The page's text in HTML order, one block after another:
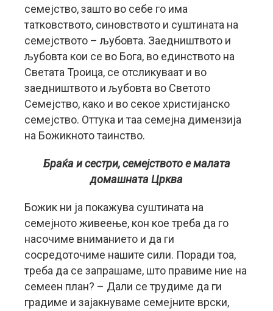
семејство, зашто во себе го има
татковството, синовството и суштината на
семејството – љубовта. Заедништвото и
љубовта кои се во Бога, во единството на
Светата Троица, се отсликуваат и во
заедништвото и љубовта во Светото
Семејство, како и во секое христијанско
семејство. Оттука и таа семејна димензија
на Божикното таинство.
Браќа и сестри, семејството е малата
домашната Црква
Божик ни ја покажува суштината на
семејното живеење, кон кое треба да го
насочиме вниманието и да ги
сосредоточиме нашите сили. Поради тоа,
треба да се запрашаме, што правиме ние на
семеен план? – Дали се трудиме да ги
градиме и зајакнуваме семејните врски,